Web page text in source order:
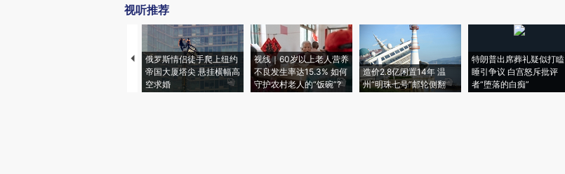
视听推荐
俄罗斯情侣徒手爬上纽约
帝国大厦塔尖 悬挂横幅高
空求婚
视线｜60岁以上老人营养
不良发生率达15.3% 如何
守护农村老人的“饭碗”?
造价2.8亿闲置14年 温
州“明珠七号”邮轮侧翻
特朗普出席葬礼疑似打瞌
睡引争议 白宫怒斥批评
者“堕落的白痴”